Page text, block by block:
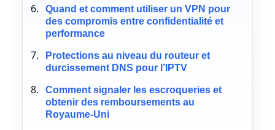
Quand et comment utiliser un VPN pour
des compromis entre confidentialité et
performance
Protections au niveau du routeur et
durcissement DNS pour l’IPTV
Comment signaler les escroqueries et
obtenir des remboursements au
Royaume-Uni